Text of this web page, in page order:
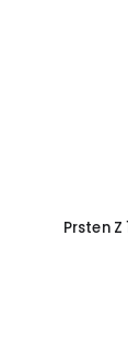
Prsten Z